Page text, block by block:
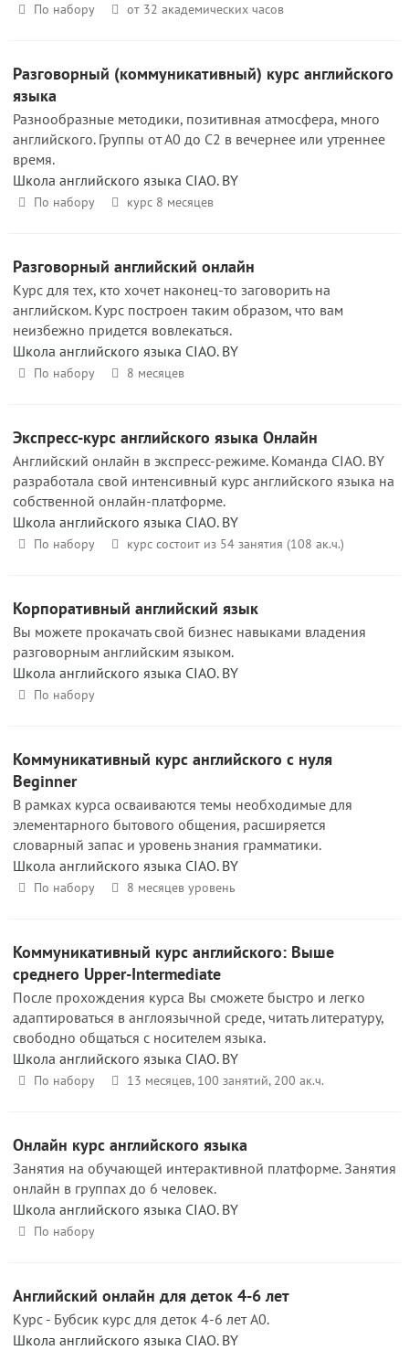
По набору от 32 академических часов
Разговорный (коммуникативный) курс английского
языка
Разнообразные методики, позитивная атмосфера, много
английского. Группы от А0 до С2 в вечернее или утреннее
время.
Школа английского языка CIAO. BY
По набору курс 8 месяцев
Разговорный английский онлайн
Курс для тех, кто хочет наконец-то заговорить на
английском. Курс построен таким образом, что вам
неизбежно придется вовлекаться.
Школа английского языка CIAO. BY
По набору 8 месяцев
Экспресс-курс английского языка Онлайн
Английский онлайн в экспресс-режиме. Команда CIAO. BY
разработала свой интенсивный курс английского языка на
собственной онлайн-платформе.
Школа английского языка CIAO. BY
По набору курс состоит из 54 занятия (108 ак.ч.)
Корпоративный английский язык
Вы можете прокачать свой бизнес навыками владения
разговорным английским языком.
Школа английского языка CIAO. BY
По набору
Коммуникативный курс английского с нуля
Beginner
В рамках курса осваиваются темы необходимые для
элементарного бытового общения, расширяется
словарный запас и уровень знания грамматики.
Школа английского языка CIAO. BY
По набору 8 месяцев уровень
Коммуникативный курс английского: Выше
среднего Upper-Intermediate
После прохождения курса Вы сможете быстро и легко
адаптироваться в англоязычной среде, читать литературу,
свободно общаться с носителем языка.
Школа английского языка CIAO. BY
По набору 13 месяцев, 100 занятий, 200 ак.ч.
Онлайн курс английского языка
Занятия на обучающей интерактивной платформе. Занятия
онлайн в группах до 6 человек.
Школа английского языка CIAO. BY
По набору
Английский онлайн для деток 4-6 лет
Курс - Бубсик курс для деток 4-6 лет A0.
Школа английского языка CIAO. BY